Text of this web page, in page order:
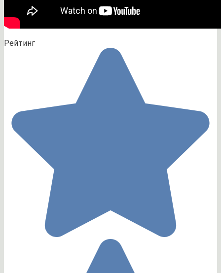
Рейтинг